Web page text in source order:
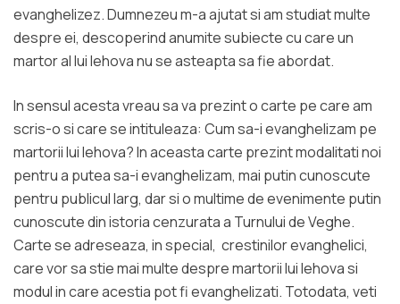
evanghelizez. Dumnezeu m-a ajutat si am studiat multe
despre ei, descoperind anumite subiecte cu care un
martor al lui Iehova nu se asteapta sa fie abordat.
In sensul acesta vreau sa va prezint o carte pe care am
scris-o si care se intituleaza: Cum sa-i evanghelizam pe
martorii lui Iehova? In aceasta carte prezint modalitati noi
pentru a putea sa-i evanghelizam, mai putin cunoscute
pentru publicul larg, dar si o multime de evenimente putin
cunoscute din istoria cenzurata a Turnului de Veghe.
Carte se adreseaza, in special, crestinilor evanghelici,
care vor sa stie mai multe despre martorii lui Iehova si
modul in care acestia pot fi evanghelizati. Totodata, veti